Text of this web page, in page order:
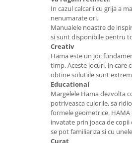
Stimulare tactila
Stimulare vizuala
Terapie de integrare senzorială
In cazul calcarii cu grija a
nenumarate ori.
Manualele noastre de
si sunt disponibile pentru
Creativ
Hama este un joc
timp. Aceste jocuri, in care
obtine solutiile sunt
Educational
Margelele Hama dezvolta
potriveasca culorile, sa
formele geometrice.
invatate prin joaca de
se pot familiariza si cu
Curat